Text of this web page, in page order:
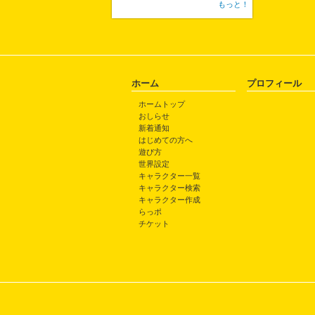
もっと！
ホーム
ホームトップ
おしらせ
新着通知
はじめての方へ
遊び方
世界設定
キャラクター一覧
キャラクター検索
キャラクター作成
らっポ
チケット
プロフィール